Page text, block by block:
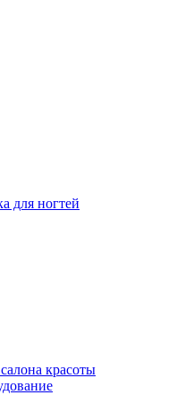
для ногтей
красоты